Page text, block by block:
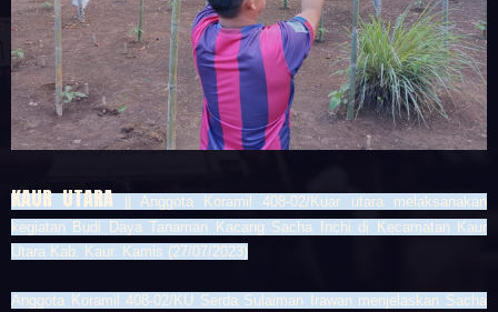
KAUR UTARA || Anggota Koramil 408-02/Kuar utara melaksanakan
kegiatan Budi Daya Tanaman Kacang Sacha Inchi di Kecamatan Kaur
Utara Kab. Kaur. Kamis (27/07/2023)
Anggota Koramil 408-02/KU Serda Sulaiman Irawan menjelaskan Sacha